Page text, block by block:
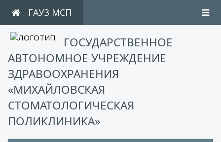
ГАУЗ МСП
ГОСУДАРСТВЕННОЕ
АВТОНОМНОЕ УЧРЕЖДЕНИЕ
ЗДРАВООХРАНЕНИЯ
«МИХАЙЛОВСКАЯ
СТОМАТОЛОГИЧЕСКАЯ
ПОЛИКЛИНИКА»